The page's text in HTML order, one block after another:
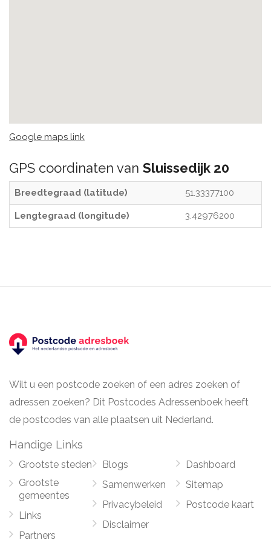
Google maps link
GPS coordinaten van Sluissedijk 20
Breedtegraad (latitude) 51.33377100
Lengtegraad (longitude) 3.42976200
Wilt u een postcode zoeken of een adres zoeken of
adressen zoeken? Dit Postcodes Adressenboek heeft
de postcodes van alle plaatsen uit Nederland.
Handige Links
Grootste steden
Grootste
gemeentes
Links
Partners
Blogs
Samenwerken
Privacybeleid
Disclaimer
Dashboard
Sitemap
Postcode kaart